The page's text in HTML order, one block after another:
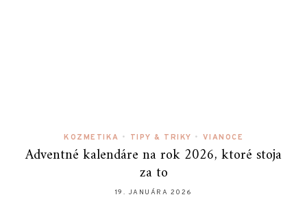
KOZMETIKA • TIPY & TRIKY • VIANOCE
Adventné kalendáre na rok 2026, ktoré stoja
za to
19. JANUÁRA 2026